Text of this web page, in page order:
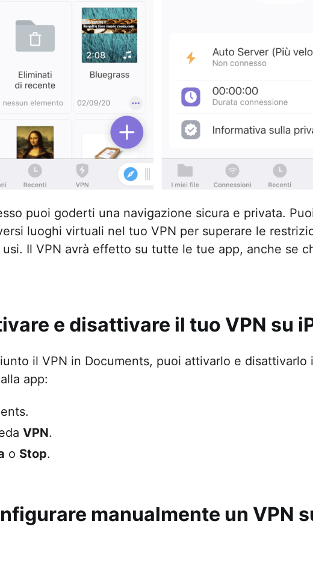
puoi goderti una navigazione sicura e privata.
luoghi virtuali nel tuo VPN per superare le
Il VPN avrà effetto su tutte le tue app, anche se
e disattivare il tuo VPN su
il VPN in Documents, puoi attivarlo e disattivarlo
app:
VPN.
o Stop.
manualmente un VPN